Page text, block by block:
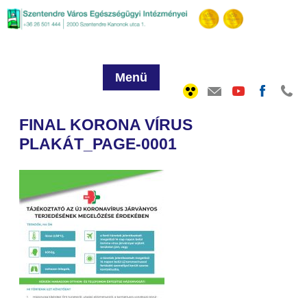
Menü
FINAL KORONA VÍRUS
PLAKÁT_PAGE-0001